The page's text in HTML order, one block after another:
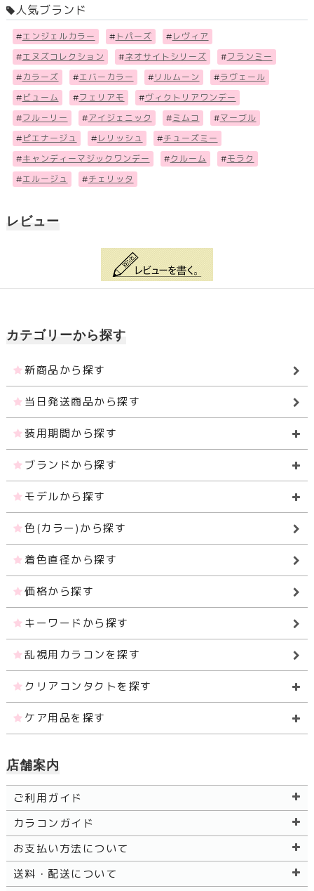
人気ブランド
#エンジェルカラー # トパーズ # レヴィア
#エヌズコレクション #ネオサイトシリーズ #フランミー
# カラーズ #エバーカラー # リルムーン #ラヴェール
# ビューム #フェリアモ #ヴィクトリアワンデー
#フル－リー #アイジェニック #ミムコ #マーブル
# ピエナージュ # レリッシュ #チューズミー
#キャンディーマジックワンデー #クルーム #モラク
#エルージュ #チェリッタ
レビュー
カテゴリーから探す
新商品から探す
当日発送商品から探す
装用期間から探す
ブランドから探す
モデルから探す
色(カラー)から探す
着色直径から探す
価格から探す
キーワードから探す
乱視用カラコンを探す
クリアコンタクトを探す
ケア用品を探す
店舗案内
ご利用ガイド
カラコンガイド
お支払い方法について
送料・配送について